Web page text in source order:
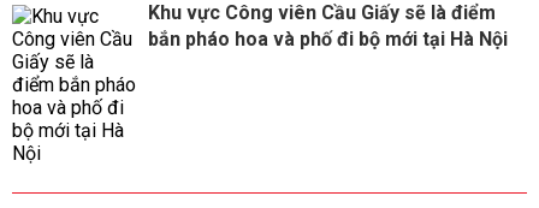
Khu vực Công viên Cầu Giấy sẽ là điểm
bắn pháo hoa và phố đi bộ mới tại Hà Nội